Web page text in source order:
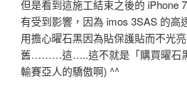
但是看到這施工結束之後的 iPhone
有受到影響，因為 imos 3SAS 的高
用擔心曜石黑因為貼保護貼而不光
舊………這…..這不就是「購買曜石
輸賽亞人的驕傲啊) ^^